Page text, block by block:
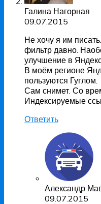
Галина Нагорная
09.07.2015
Не хочу я им
фильтр давно.
улучшение в
В моём регионе
пользуются Гуглом.
Сам снимет. Со
Индексируемые
Ответить
Александр
09.07.2015